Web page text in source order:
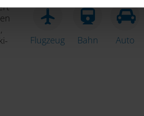
Flugzeug Bahn Auto